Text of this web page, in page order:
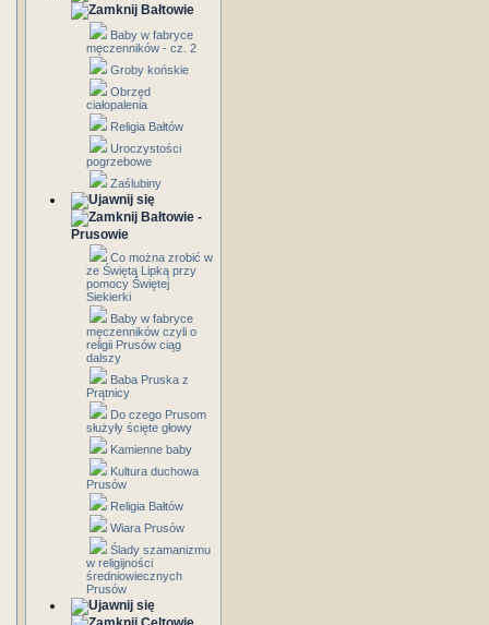
Bałtowie
Baby w fabryce
męczenników - cz. 2
Groby końskie
Obrzęd
ciałopalenia
Religia Bałtów
Uroczystości
pogrzebowe
Zaślubiny
Bałtowie -
Prusowie
Co można zrobić w
ze Świętą Lipką przy
pomocy Świętej
Siekierki
Baby w fabryce
męczenników czyli o
religii Prusów ciąg
dalszy
Baba Pruska z
Prątnicy
Do czego Prusom
służyły ścięte głowy
Kamienne baby
Kultura duchowa
Prusów
Religia Bałtów
Wiara Prusów
Ślady szamanizmu
w religijności
średniowiecznych
Prusów